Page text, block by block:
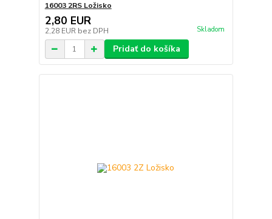
16003 2RS Ložisko
2,80 EUR
2,28 EUR bez DPH Skladom
Pridať do košíka